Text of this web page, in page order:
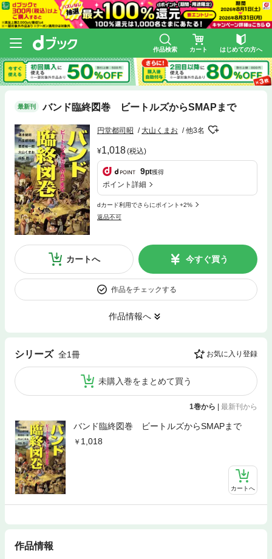
作品検索 カート はじめての方へ
最新刊 バンド臨終図巻 ビートルズからSMAPまで
円堂都司昭 大山くまお 他3名
1,018(税込)
9pt獲得
ポイント詳細
dカード利用でさらにポイント+2%
返品不可
カートへ 今すぐ買う
作品をチェックする
作品情報へ
シリーズ 全1冊 お気に入り登録
未購入巻をまとめて買う
1巻から | 最新刊から
バンド臨終図巻 ビートルズからSMAPまで
1,018
カートへ
作品情報